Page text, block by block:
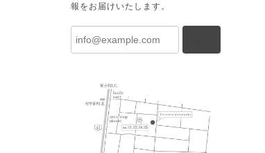
報をお届けいたします。